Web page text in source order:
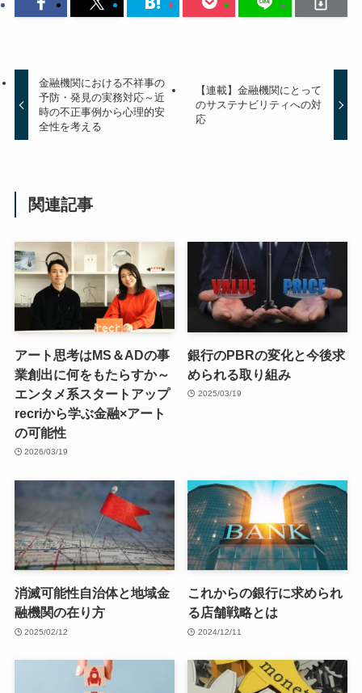
金融機関における不祥事の
予防・発見の実務対応～近
時の不正事例から心理的安
全性を考える
【連載】金融機関にとって
のサステナビリティへの対
応
関連記事
アート思考はMS＆ADの事
業創出に何をもたらすか～
エンタメ系スタートアップ
recriから学ぶ金融×アート
の可能性
2026/03/19
銀行のPBRの変化と今後求
められる取り組み
2025/03/19
消滅可能性自治体と地域金
融機関の在り方
2025/02/12
これからの銀行に求められ
る店舗戦略とは
2024/12/11